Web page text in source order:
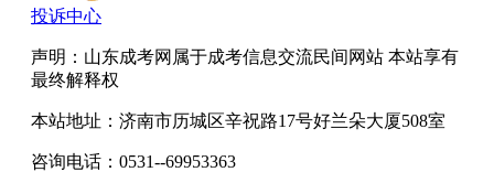
投诉中心
声明：山东成考网属于成考信息交流民间网站 本站享有
最终解释权
本站地址：济南市历城区辛祝路17号好兰朵大厦508室
咨询电话：0531--69953363